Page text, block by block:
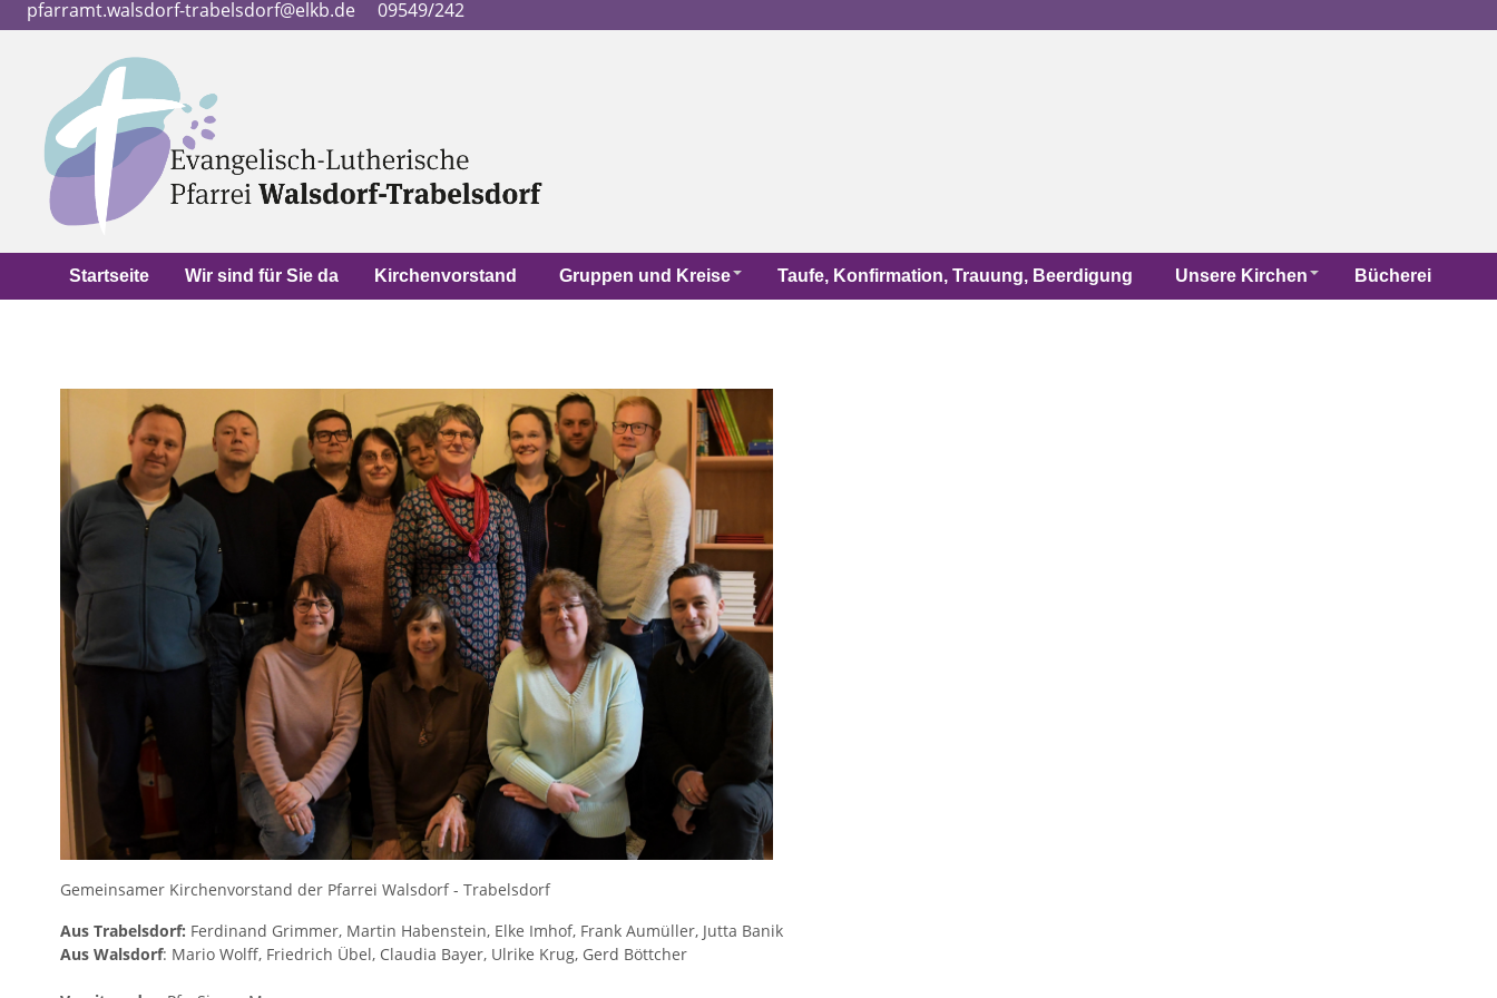
pfarramt.walsdorf-trabelsdorf@elkb.de 09549/242
Startseite Wir sind für Sie da Kirchenvorstand Gruppen und Kreise Taufe, Konfirmation, Trauung, Beerdigung Unsere Kirchen Bücherei
Gemeinsamer Kirchenvorstand der Pfarrei Walsdorf - Trabelsdorf
Aus Trabelsdorf: Ferdinand Grimmer, Martin Habenstein, Elke Imhof, Frank Aumüller, Jutta Banik
Aus Walsdorf: Mario Wolff, Friedrich Übel, Claudia Bayer, Ulrike Krug, Gerd Böttcher